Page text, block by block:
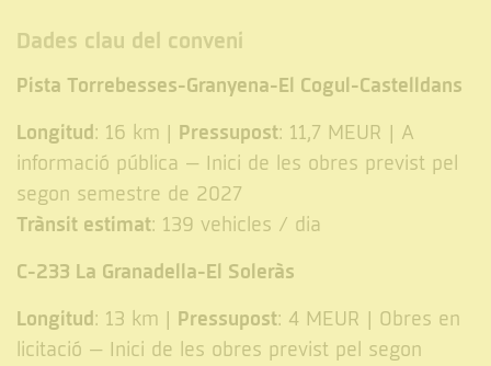
Dades clau del conveni
Pista Torrebesses-Granyena-El Cogul-Castelldans
Longitud: 16 km | Pressupost: 11,7 MEUR | A
informació pública – Inici de les obres previst pel
segon semestre de 2027
Trànsit estimat: 139 vehicles / dia
C-233 La Granadella-El Soleràs
Longitud: 13 km | Pressupost: 4 MEUR | Obres en
licitació – Inici de les obres previst pel segon